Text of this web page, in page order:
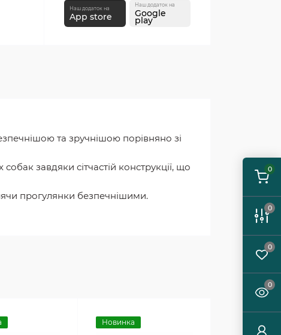
0
0
0
0
Наш додаток на
App store
Наш додаток на
Google
play
та зручнішою порівняно зі
завдяки сітчастій конструкції, що
прогулянки безпечнішими.
Новинка